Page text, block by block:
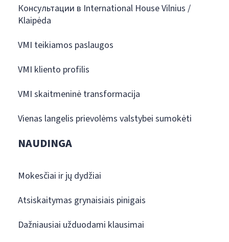
Консультации в International House Vilnius /
Klaipėda
VMI teikiamos paslaugos
VMI kliento profilis
VMI skaitmeninė transformacija
Vienas langelis prievolėms valstybei sumokėti
NAUDINGA
Mokesčiai ir jų dydžiai
Atsiskaitymas grynaisiais pinigais
Dažniausiai užduodami klausimai